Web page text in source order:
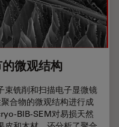
微观结构
束铣削和扫描电子显微镜
合物的微观结构进行成
BIB-SEM对易损天然